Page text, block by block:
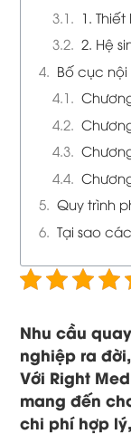
1.
2. Hệ
Bố cục
Quy trình
Tại sao
Nhu cầu
nghiệp ra
Với Right
mang đến
chi phí hợp